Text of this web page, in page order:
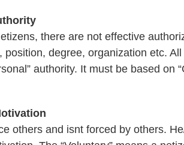
there are not effective
position, degree, organization etc.
authority. It must be based on
others and isnt forced by others.